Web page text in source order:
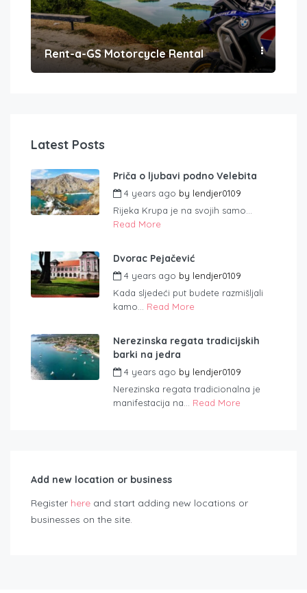
Rent-a-GS Motorcycle Rental
Latest Posts
Priča o ljubavi podno Velebita
4 years ago by lendjer0109
Rijeka Krupa je na svojih samo...
Read More
Dvorac Pejačević
4 years ago by lendjer0109
Kada sljedeći put budete razmišljali
kamo... Read More
Nerezinska regata tradicijskih
barki na jedra
4 years ago by lendjer0109
Nerezinska regata tradicionalna je
manifestacija na... Read More
Add new location or business
Register here and start adding new locations or
businesses on the site.